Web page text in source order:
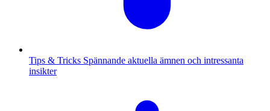
Tips & Tricks Spännande aktuella ämnen och intressanta
insikter